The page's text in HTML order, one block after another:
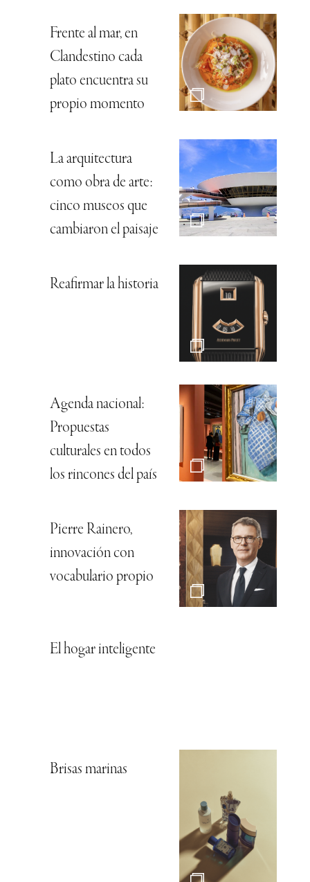
Frente al mar, en
Clandestino cada
plato encuentra su
propio momento
La arquitectura
como obra de arte:
cinco museos que
cambiaron el paisaje
Reafirmar la historia
Agenda nacional:
Propuestas
culturales en todos
los rincones del país
Pierre Rainero,
innovación con
vocabulario propio
El hogar inteligente
Brisas marinas